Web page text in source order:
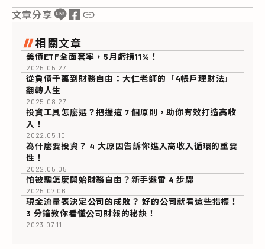
文章分享
相關文章
美債ETF全面套牢，5月虧損11%！
2025.05.27
從負債千萬到財務自由：大仁老師的「4帳戶理財法」
翻轉人生
2025.08.27
投資工具怎麼選？把握這 7 個原則，助你有效打造高收
入！
2022.05.10
為什麼要投資？ 4 大原因告訴你進入高收入循環的重要
性！
2022.05.05
怕被騙怎麼開始財務自由？新手避雷 4 步驟
2025.07.06
現金流量表決定公司的成敗？ 好的公司就看這些指標！
3 分鐘教你看懂公司財報的秘訣！
2023.07.11